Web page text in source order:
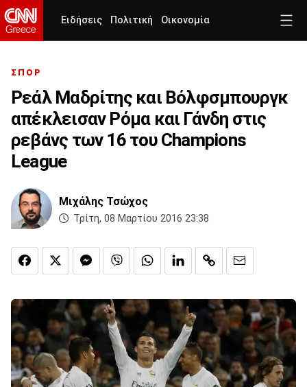
Ειδήσεις Πολιτική Οικονομία
ΣΠΟΡ
Ρεάλ Μαδρίτης και Βόλφσμπουργκ
απέκλεισαν Ρόμα και Γάνδη στις
ρεβάνς των 16 του Champions
League
Μιχάλης Τσώχος
Τρίτη, 08 Μαρτίου 2016 23:38